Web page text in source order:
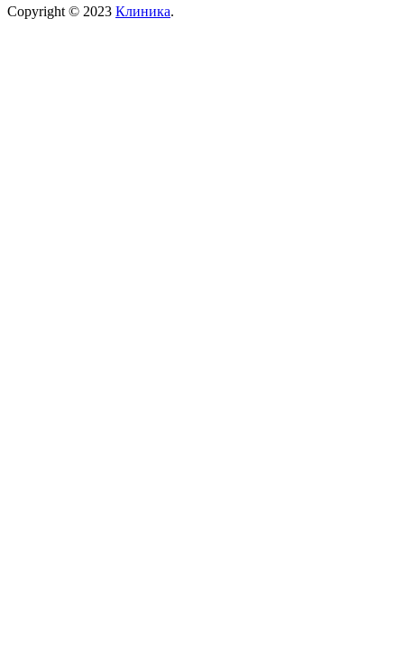
Copyright © 2023 Клиника.